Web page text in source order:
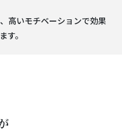
高いモチベーションで効果
す。